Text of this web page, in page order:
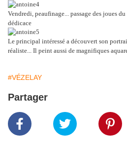
Vendredi, peaufinage... passage des joues
dédicace
Le principal intéressé a découvert son
réaliste... Il peint aussi de magnifiques
#VÉZELAY
Partager